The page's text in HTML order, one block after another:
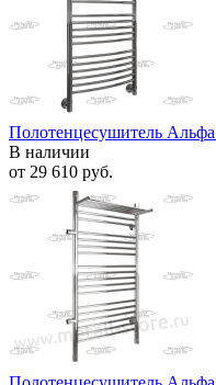
Полотенцесушитель
В наличии
от 29 610 руб.